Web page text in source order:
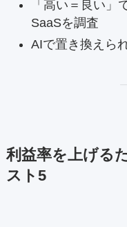
「高い＝良い」
SaaSを調査
AIで置き換えら
利益率を上げる
スト5